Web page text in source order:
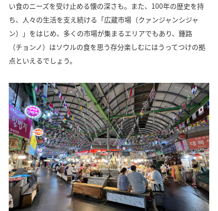
い食のニーズを受け止める懐の深さも。また、100年の歴史を持
ち、人々の生活を支え続ける「広蔵市場（クァンジャンシジャ
ン）」をはじめ、多くの市場が集まるエリアでもあり、鍾路
（チョンノ）はソウルの食を思う存分楽しむにはうってつけの拠
点といえるでしょう。